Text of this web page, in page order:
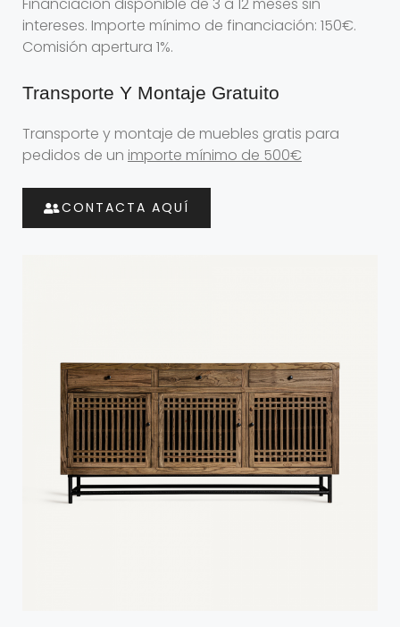
Financiación disponible de 3 a 12 meses sin
intereses. Importe mínimo de financiación: 150€.
Comisión apertura 1%.
Transporte Y Montaje Gratuito
Transporte y montaje de muebles gratis para
pedidos de un importe mínimo de 500€
CONTACTA AQUÍ